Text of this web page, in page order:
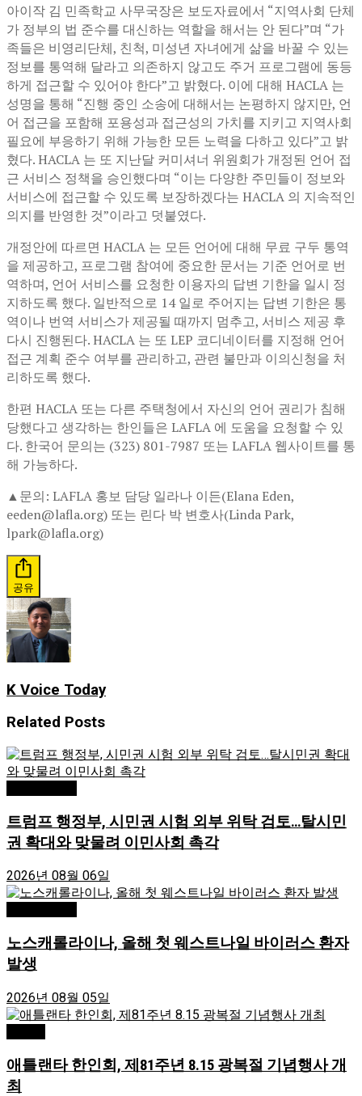
아이작 김 민족학교 사무국장은 보도자료에서 “지역사회 단체
가 정부의 법 준수를 대신하는 역할을 해서는 안 된다”며 “가
족들은 비영리단체, 친척, 미성년 자녀에게 삶을 바꿀 수 있는
정보를 통역해 달라고 의존하지 않고도 주거 프로그램에 동등
하게 접근할 수 있어야 한다”고 밝혔다. 이에 대해 HACLA 는
성명을 통해 “진행 중인 소송에 대해서는 논평하지 않지만, 언
어 접근을 포함해 포용성과 접근성의 가치를 지키고 지역사회
필요에 부응하기 위해 가능한 모든 노력을 다하고 있다”고 밝
혔다. HACLA 는 또 지난달 커미셔너 위원회가 개정된 언어 접
근 서비스 정책을 승인했다며 “이는 다양한 주민들이 정보와
서비스에 접근할 수 있도록 보장하겠다는 HACLA 의 지속적인
의지를 반영한 것”이라고 덧붙였다.
개정안에 따르면 HACLA 는 모든 언어에 대해 무료 구두 통역
을 제공하고, 프로그램 참여에 중요한 문서는 기준 언어로 번
역하며, 언어 서비스를 요청한 이용자의 답변 기한을 일시 정
지하도록 했다. 일반적으로 14 일로 주어지는 답변 기한은 통
역이나 번역 서비스가 제공될 때까지 멈추고, 서비스 제공 후
다시 진행된다. HACLA 는 또 LEP 코디네이터를 지정해 언어
접근 계획 준수 여부를 관리하고, 관련 불만과 이의신청을 처
리하도록 했다.
한편 HACLA 또는 다른 주택청에서 자신의 언어 권리가 침해
당했다고 생각하는 한인들은 LAFLA 에 도움을 요청할 수 있
다. 한국어 문의는 (323) 801-7987 또는 LAFLA 웹사이트를 통
해 가능하다.
▲문의: LAFLA 홍보 담당 일라나 이든(Elana Eden,
eeden@lafla.org) 또는 린다 박 변호사(Linda Park,
lpark@lafla.org)
공유
K Voice Today
Related Posts
트럼프 행정부, 시민권 시험 외부 위탁 검토…탈시민
권 확대와 맞물려 이민사회 촉각
2026년 08월 06일
노스캐롤라이나, 올해 첫 웨스트나일 바이러스 환자
발생
2026년 08월 05일
애틀랜타 한인회, 제81주년 8.15 광복절 기념행사 개
최